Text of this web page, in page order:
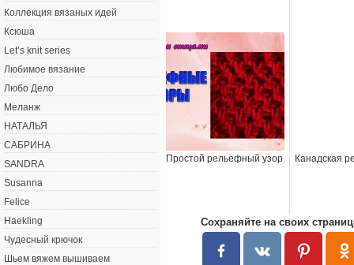
Простой рельефный узор Канадская
Сохраняйте на своих
Коллекция вязаных идей
Ксюша
Let’s knit series
Любимое вязание
Любо Дело
Меланж
НАТАЛЬЯ
САБРИНА
SANDRA
Susanna
Felice
Haekling
Чудесный крючок
Шьем вяжем вышиваем